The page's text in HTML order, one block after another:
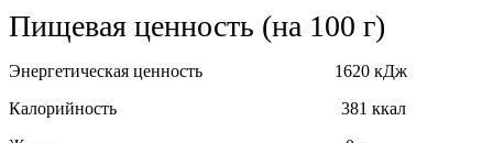
Пищевая ценность (на 100 г)
Энергетическая ценность 1620 кДж
Калорийность 381 ккал